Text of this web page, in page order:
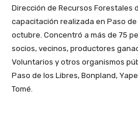
Dirección de Recursos Forestales
capacitación realizada en Paso
octubre. Concentró a más de 75
socios, vecinos, productores
Voluntarios y otros organismos
Paso de los Libres, Bonpland,
Tomé.